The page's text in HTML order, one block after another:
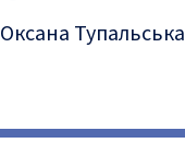
Оксана Тупальська